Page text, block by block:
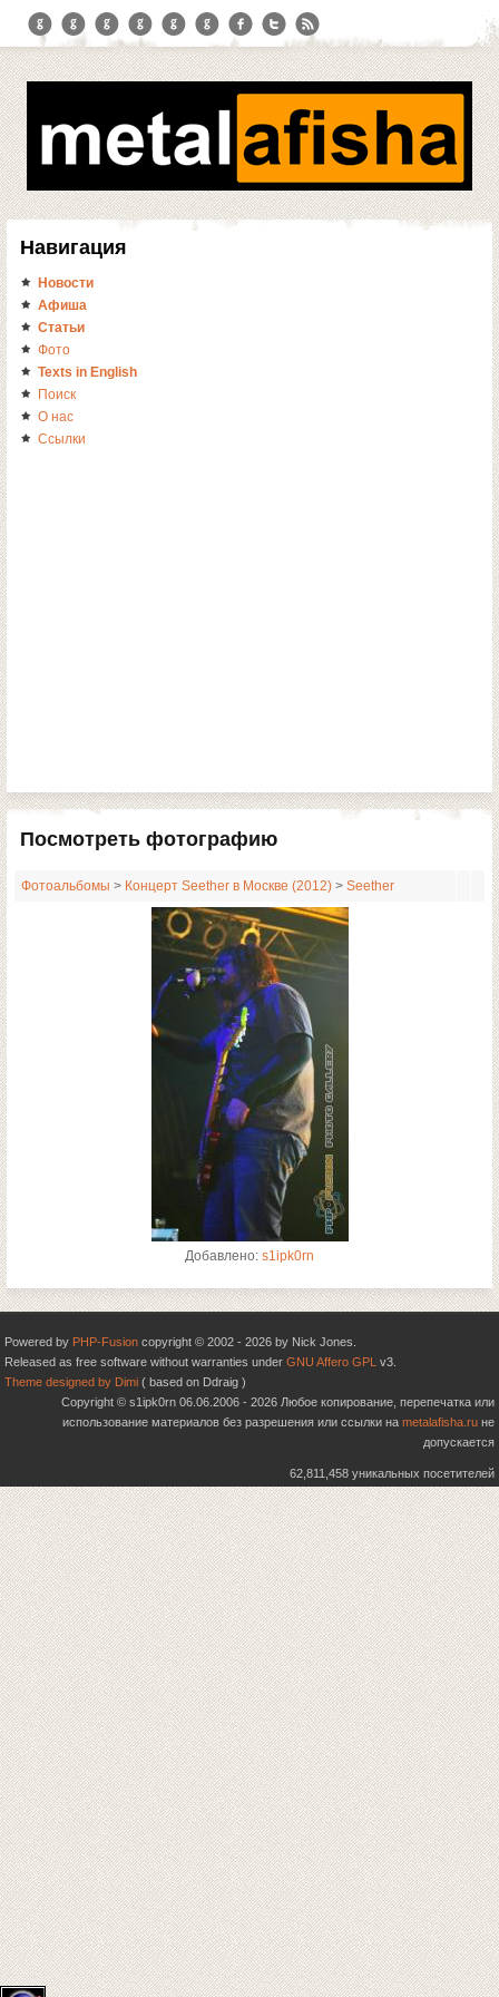
Навигация
Новости
Афиша
Статьи
Фото
Texts in English
Поиск
О нас
Ссылки
Посмотреть фотографию
Фотоальбомы > Концерт Seether в Москве (2012) > Seether
Добавлено: s1ipk0rn
Powered by PHP-Fusion copyright © 2002 - 2026 by Nick Jones.
Released as free software without warranties under GNU Affero GPL v3.
Theme designed by Dimi ( based on Ddraig )
Copyright © s1ipk0rn 06.06.2006 - 2026 Любое копирование, перепечатка или
использование материалов без разрешения или ссылки на metalafisha.ru не
допускается
62,811,458 уникальных посетителей